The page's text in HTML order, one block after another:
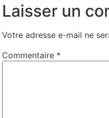
Laisser un
Votre adresse e-mail ne
Commentaire *